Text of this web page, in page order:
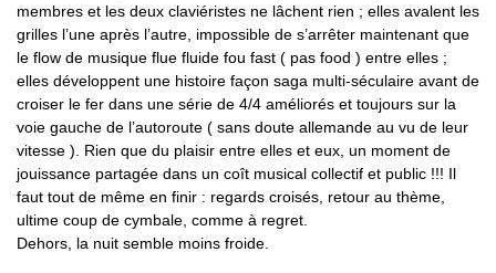
membres et les deux claviéristes ne lâchent rien ; elles avalent les
grilles l’une après l’autre, impossible de s’arrêter maintenant que
le flow de musique flue fluide fou fast ( pas food ) entre elles ;
elles développent une histoire façon saga multi-séculaire avant de
croiser le fer dans une série de 4/4 améliorés et toujours sur la
voie gauche de l’autoroute ( sans doute allemande au vu de leur
vitesse ). Rien que du plaisir entre elles et eux, un moment de
jouissance partagée dans un coît musical collectif et public !!! Il
faut tout de même en finir : regards croisés, retour au thème,
ultime coup de cymbale, comme à regret.
Dehors, la nuit semble moins froide.